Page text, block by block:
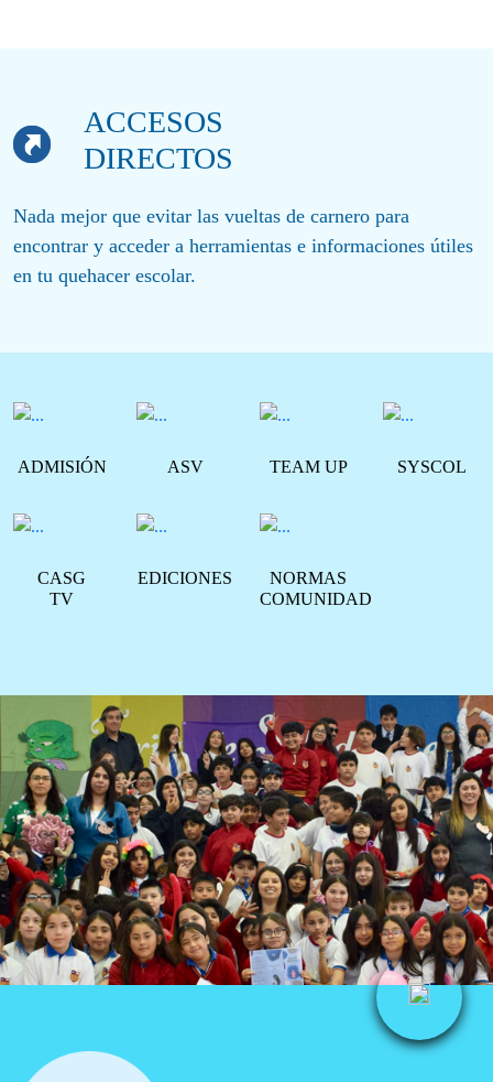
ACCESOS
DIRECTOS
Nada mejor que evitar las vueltas de carnero para
encontrar y acceder a herramientas e informaciones útiles
en tu quehacer escolar.
ADMISIÓN ASV TEAM UP SYSCOL
CASG
TV
EDICIONES
NORMAS
COMUNIDAD